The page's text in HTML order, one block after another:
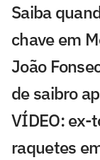
Saiba
chave em
João
de saibro
VÍDEO: ex-
raquetes